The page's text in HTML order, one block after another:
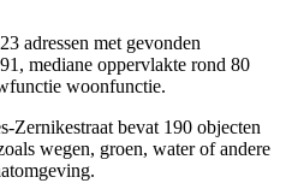
adressen met gevonden
mediane oppervlakte rond 80
woonfunctie.
Zernikestraat bevat 190 objecten
wegen, groen, water of andere